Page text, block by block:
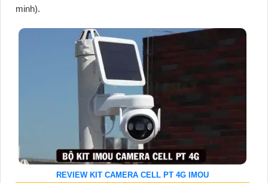
minh).
REVIEW KIT CAMERA CELL PT 4G IMOU